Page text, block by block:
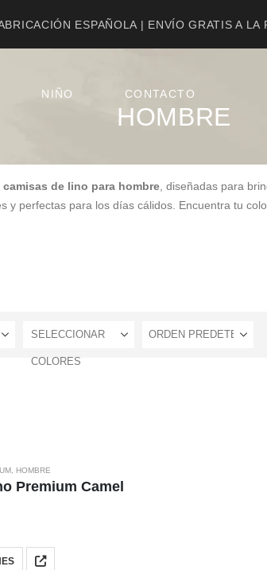
ESPAÑOLA | ENVÍO GRATIS A LA
NIÑO CONTACTO
HOMBRE
camisas de lino para hombre , diseñadas para
y perfectas para los días cálidos. Encuentra tu
sin complicarse: con pantalones
o cerrada y bien ajustada para
colores más intensos para quienes buscan
SELECCIONAR
COLORES
, HOMBRE
Premium Camel